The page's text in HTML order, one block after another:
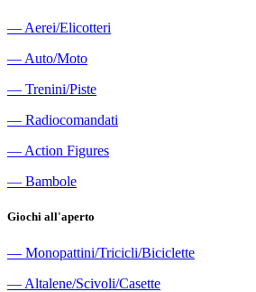
― Aerei/Elicotteri
― Auto/Moto
― Trenini/Piste
― Radiocomandati
― Action Figures
― Bambole
Giochi all'aperto
― Monopattini/Tricicli/Biciclette
― Altalene/Scivoli/Casette